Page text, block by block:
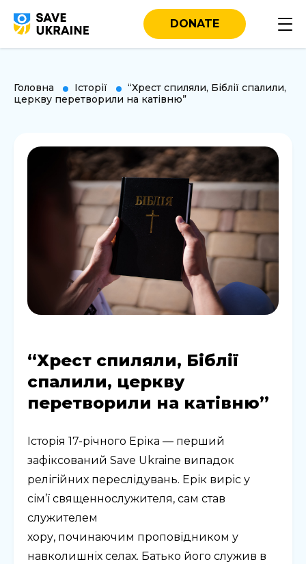
DONATE
Головна Історії
“Хрест спиляли, Біблії спалили,
церкву перетворили на катівню”
“Хрест спиляли, Біблії
спалили, церкву
перетворили на катівню”
Історія 17-річного Еріка — перший
зафіксований Save Ukraine випадок
релігійних переслідувань. Ерік виріс у
сім’ї священнослужителя, сам став
служителем
хору, починаючим проповідником у
навколишніх селах. Батько його служив в